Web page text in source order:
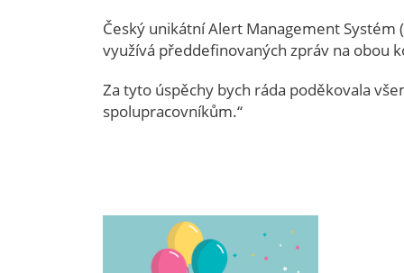
Český unikátní Alert Management
využívá předdefinovaných zpráv na obou
Za tyto úspěchy bych ráda poděkovala
spolupracovníkům.“